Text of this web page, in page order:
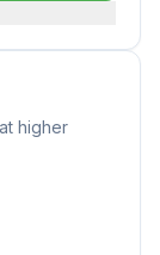
higher